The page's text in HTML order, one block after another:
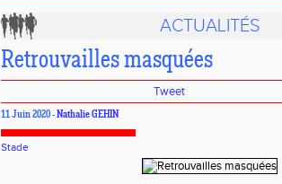
ACTUALITÉS
Retrouvailles masquées
Tweet
11 Juin 2020 -Nathalie GEHIN
Stade